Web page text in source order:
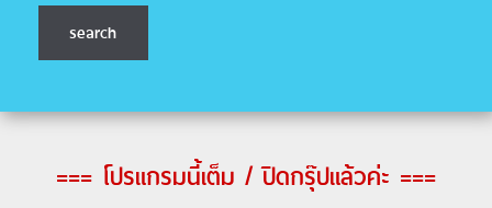
=== โปรแกรมนี้เต็ม / ปิดกรุ๊ปแล้วค่ะ ===